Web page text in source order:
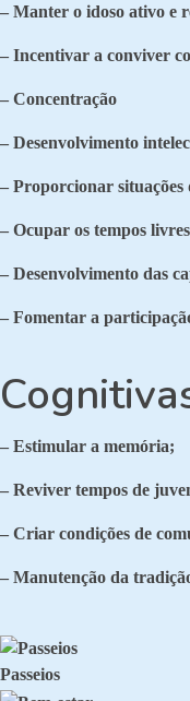
– Manter o idoso ativo e
– Incentivar a conviver
– Concentração
– Desenvolvimento
– Proporcionar situações
– Ocupar os tempos livres
– Desenvolvimento das
– Fomentar a
– Estimular a memória;
– Reviver tempos de
– Criar condições de
– Manutenção da
Passeios